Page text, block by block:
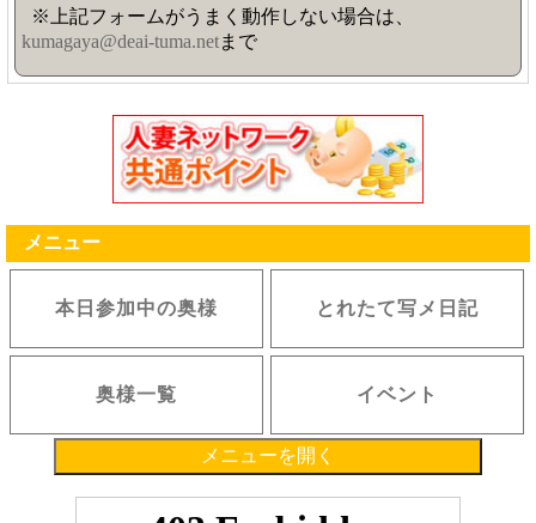
※上記フォームがうまく動作しない場合は、
kumagaya@deai-tuma.netまで
メニュー
本日参加中の奥様 とれたて写メ日記
奥様一覧 イベント
メニューを開く